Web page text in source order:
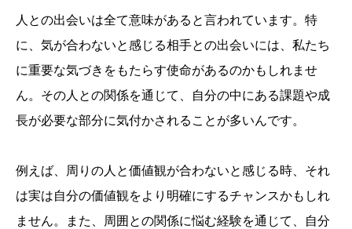
人との出会いは全て意味があると言われています。特
に、気が合わないと感じる相手との出会いには、私たち
に重要な気づきをもたらす使命があるのかもしれませ
ん。その人との関係を通じて、自分の中にある課題や成
長が必要な部分に気付かされることが多いんです。
例えば、周りの人と価値観が合わないと感じる時、それ
は実は自分の価値観をより明確にするチャンスかもしれ
ません。また、周囲との関係に悩む経験を通じて、自分